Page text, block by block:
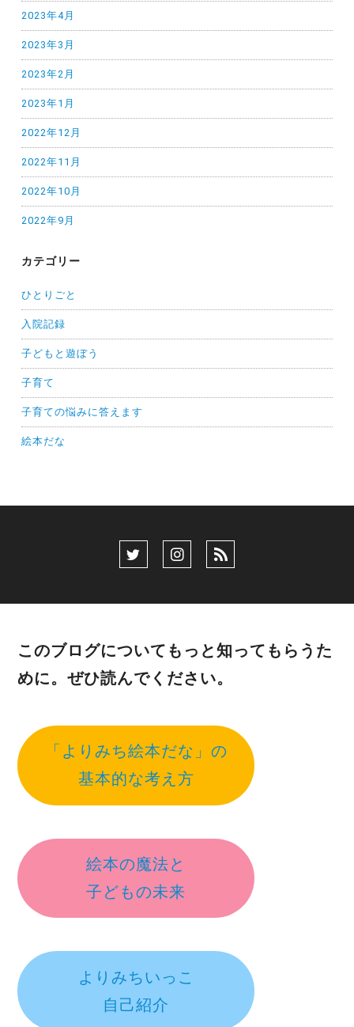
2023年4月
2023年3月
2023年2月
2023年1月
2022年12月
2022年11月
2022年10月
2022年9月
カテゴリー
ひとりごと
入院記録
子どもと遊ぼう
子育て
子育ての悩みに答えます
絵本だな
このブログについてもっと知ってもらうた
めに。ぜひ読んでください。
「よりみち絵本だな」の
基本的な考え方
絵本の魔法と
子どもの未来
よりみちいっこ
自己紹介